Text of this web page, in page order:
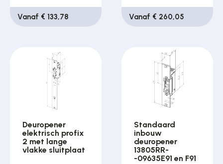
Vanaf € 133,78 Vanaf € 260,05
Deuropener
elektrisch profix
2 met lange
vlakke sluitplaat
Standaard
inbouw
deuropener
13805RR-
-09635E91 en F91